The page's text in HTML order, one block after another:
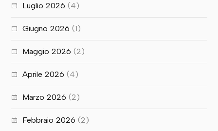
Luglio 2026 (4)
Giugno 2026 (1)
Maggio 2026 (2)
Aprile 2026 (4)
Marzo 2026 (2)
Febbraio 2026 (2)